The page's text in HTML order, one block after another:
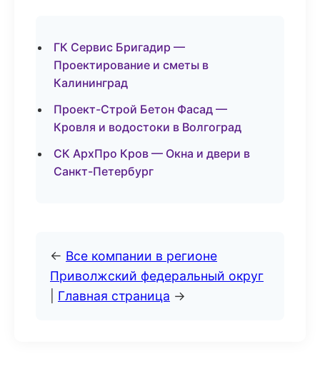
ГК Сервис Бригадир —
Проектирование и сметы в
Калининград
Проект-Строй Бетон Фасад —
Кровля и водостоки в Волгоград
СК АрхПро Кров — Окна и двери в
Санкт-Петербург
← Все компании в регионе
Приволжский федеральный округ
Главная страница →